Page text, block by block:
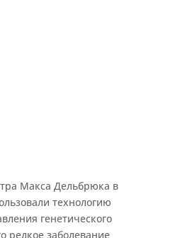
Макса Дельбрюка в
технологию
генетического
редкое заболевание